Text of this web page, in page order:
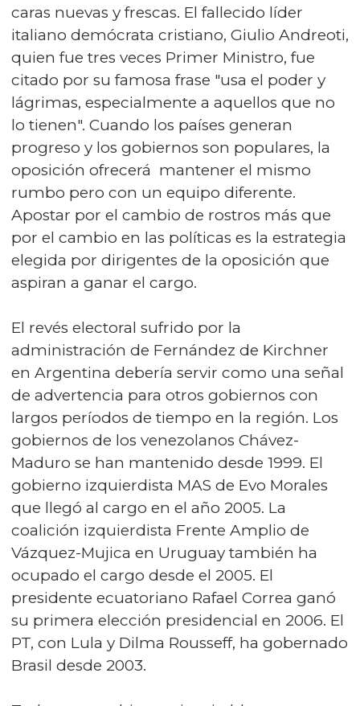
caras nuevas y frescas. El fallecido líder
italiano demócrata cristiano, Giulio Andreoti,
quien fue tres veces Primer Ministro, fue
citado por su famosa frase "usa el poder y
lágrimas, especialmente a aquellos que no
lo tienen". Cuando los países generan
progreso y los gobiernos son populares, la
oposición ofrecerá mantener el mismo
rumbo pero con un equipo diferente.
Apostar por el cambio de rostros más que
por el cambio en las políticas es la estrategia
elegida por dirigentes de la oposición que
aspiran a ganar el cargo.
El revés electoral sufrido por la
administración de Fernández de Kirchner
en Argentina debería servir como una señal
de advertencia para otros gobiernos con
largos períodos de tiempo en la región. Los
gobiernos de los venezolanos Chávez-
Maduro se han mantenido desde 1999. El
gobierno izquierdista MAS de Evo Morales
que llegó al cargo en el año 2005. La
coalición izquierdista Frente Amplio de
Vázquez-Mujica en Uruguay también ha
ocupado el cargo desde el 2005. El
presidente ecuatoriano Rafael Correa ganó
su primera elección presidencial en 2006. El
PT, con Lula y Dilma Rousseff, ha gobernado
Brasil desde 2003.